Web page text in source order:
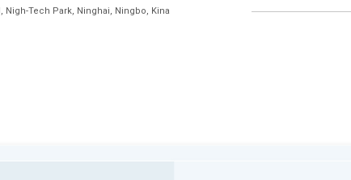
Nigh-Tech Park, Ninghai, Ningbo, Kina